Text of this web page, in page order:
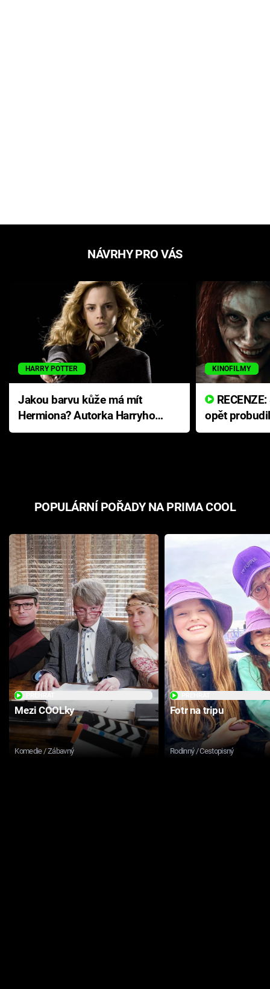
NÁVRHY PRO VÁS
HARRY POTTER
Jakou barvu kůže má mít
Hermiona? Autorka Harryho
Pottera přišla s ráznou
KINOFILMY
opět
přichází s
POPULÁRNÍ POŘADY NA PRIMA COOL
Mezi COOLky
Komedie / Zábavný
Fotr na tripu
Rodinný / Cestopisný